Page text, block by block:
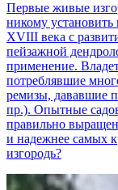
Первые живые
никому установить
XVIII века с
пейзажной
применение.
потреблявшие
ремизы, дававшие
пр.). Опытные
правильно
и надежнее самых
изгородь?